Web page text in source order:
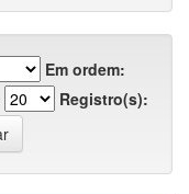
Em ordem:
Registro(s):